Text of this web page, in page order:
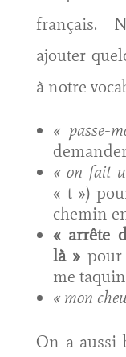
français.
ajouter
à notre
« passe-
« on fait
« t »)
chemin
« arrête
là » pour
me
« mon
On a aussi